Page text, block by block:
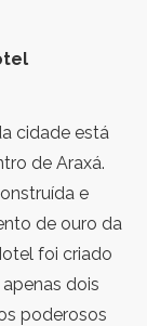
cidade está
de Araxá.
e
de ouro da
foi criado
dois
poderosos